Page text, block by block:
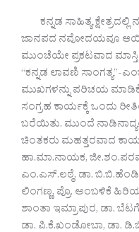
ಕನ್ನಡ ಸಾಹಿತ್ಯ
ಜಾನಪದ ನವೋದಯವೂ
ಮುಂಚೆಯೇ ಪ್ರಕಟವಾದ
“ಕನ್ನಡ ಲಾವಣಿ ಸಾಂಗತ್ಯ”-
ಮುಖಗಳನ್ನು ಪರಿಚಯ
ಸಂಗ್ರಹ ಕಾರ್ಯಕ್ಕೆ ಒಂದು
ಬರೆಯಿತು. ಮುಂದೆ
ಚಿಂತಕರು ಮಹತ್ತರವಾದ
ಹಾ.ಮಾ.ನಾಯಕ,
ಎಂ.ಎಸ್.ಲಠ್ಠೆ, ಡಾ.
ಲಿಂಗಣ್ಣ, ಪ್ರೊ. ಅಂಬಳಿಕೆ
ಶಾಂತಾ ಇಮ್ರಾಪುರ, ಡಾ.
ಡಾ. ಪಿ.ಕೆ.ಖಂಡೋಬಾ, ಡಾ.